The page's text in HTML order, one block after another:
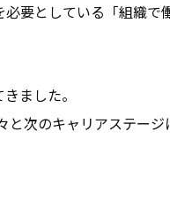
要としている「組織で
ました。
次のキャリアステージ